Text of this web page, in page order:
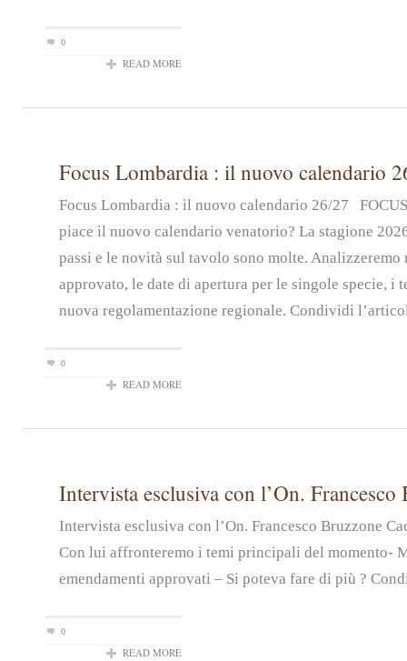
0
READ MORE
Focus Lombardia : il nuovo calendario
Focus Lombardia : il nuovo calendario 26/27
piace il nuovo calendario venatorio? La stagione
passi e le novità sul tavolo sono molte.
approvato, le date di apertura per le singole specie, i
nuova regolamentazione regionale. Condividi
0
READ MORE
Intervista esclusiva con l’On. Francesco
Intervista esclusiva con l’On. Francesco Bruzzone
Con lui affronteremo i temi principali del momento-
emendamenti approvati – Si poteva fare di più ?
0
READ MORE